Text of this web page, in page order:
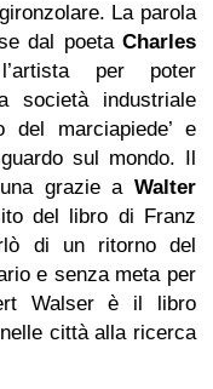
La parola
dal poeta Charles
per poter
società industriale
del marciapiede’ e
sul mondo. Il
grazie a Walter
del libro di Franz
di un ritorno del
e senza meta per
Walser è il libro
città alla ricerca